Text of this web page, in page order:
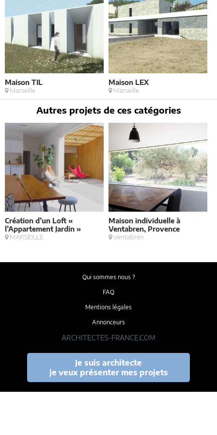
Maison TIL
Marseille
Maison LEX
Marseille
Autres projets de ces catégories
Création d’un Loft «
l’Appartement Jardin »
MARSEILLE
Maison individuelle à
Ventabren, Provence
Ventabren
Qui sommes nous ?
FAQ
Mentions légales
Annonceurs
ARCHITECTES-FRANCE.COM
Je suis architecte
je veux présenter mes projets